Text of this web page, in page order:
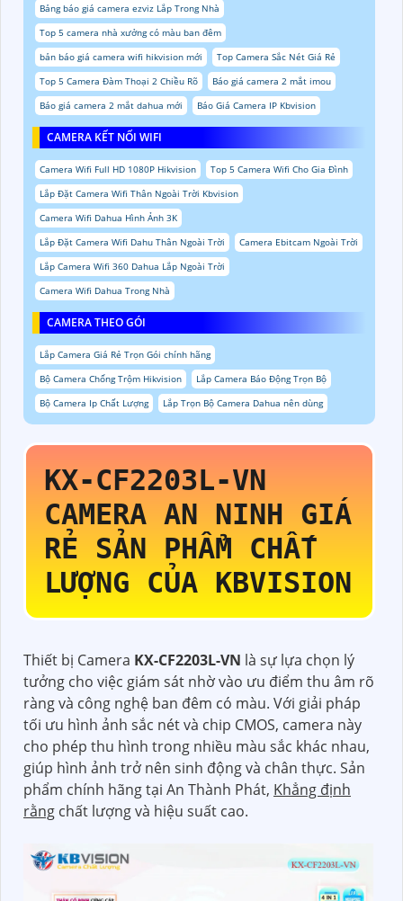
Bảng báo giá camera ezviz Lắp Trong Nhà
Top 5 camera nhà xưởng có màu ban đêm
bản báo giá camera wifi hikvision mới
Top Camera Sắc Nét Giá Rẻ
Top 5 Camera Đàm Thoại 2 Chiều Rõ
Báo giá camera 2 mắt imou
Báo giá camera 2 mắt dahua mới
Báo Giá Camera IP Kbvision
CAMERA KẾT NỐI WIFI
Camera Wifi Full HD 1080P Hikvision
Top 5 Camera Wifi Cho Gia Đình
Lắp Đặt Camera Wifi Thân Ngoài Trời Kbvision
Camera Wifi Dahua Hình Ảnh 3K
Lắp Đặt Camera Wifi Dahu Thân Ngoài Trời
Camera Ebitcam Ngoài Trời
Lắp Camera Wifi 360 Dahua Lắp Ngoài Trời
Camera Wifi Dahua Trong Nhà
CAMERA THEO GÓI
Lắp Camera Giá Rẻ Trọn Gói chính hãng
Bộ Camera Chống Trộm Hikvision
Lắp Camera Báo Động Trọn Bộ
Bộ Camera Ip Chất Lượng
Lắp Trọn Bộ Camera Dahua nên dùng
KX-CF2203L-VN
CAMERA AN NINH GIÁ
RẺ SẢN PHẨM CHẤT
LƯỢNG CỦA KBVISION
Thiết bị Camera KX-CF2203L-VN là sự lựa chọn lý
tưởng cho việc giám sát nhờ vào ưu điểm thu âm rõ
ràng và công nghệ ban đêm có màu. Với giải pháp
tối ưu hình ảnh sắc nét và chip CMOS, camera này
cho phép thu hình trong nhiều màu sắc khác nhau,
giúp hình ảnh trở nên sinh động và chân thực. Sản
phẩm chính hãng tại An Thành Phát, Khẳng định
rằng chất lượng và hiệu suất cao.